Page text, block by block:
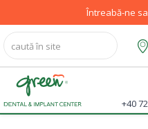
+40
Întreabă-ne